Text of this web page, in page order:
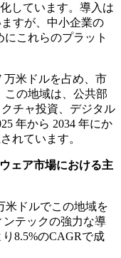
しています。導入は
すが、中小企業の
これらのプラット
万米ドルを占め、市
この地域は、公共部
チャ投資、デジタル
年から 2034 年にか
れています。
ェア市場における主
米ドルでこの地域を
ンテックの強力な導
8.5%のCAGRで成